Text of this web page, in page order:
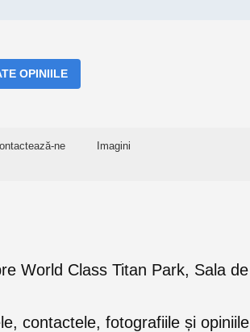
OPINIILE
ne Imagini
World Class Titan Park, Sala de
contactele, fotografiile și opiniile